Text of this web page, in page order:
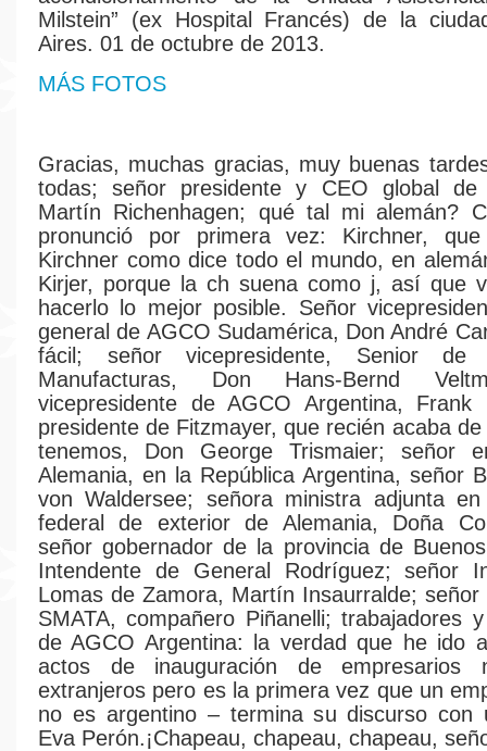
Milstein” (ex Hospital Francés) de la
Aires. 01 de octubre de 2013.
MÁS FOTOS
Gracias, muchas gracias, muy buenas
todas; señor presidente y CEO global de
Martín Richenhagen; qué tal mi alemán?
pronunció por primera vez: Kirchner,
Kirchner como dice todo el mundo, en
Kirjer, porque la ch suena como j, así que
hacerlo lo mejor posible. Señor
general de AGCO Sudamérica, Don André
fácil; señor vicepresidente, Senior de
Manufacturas, Don Hans-Bernd
vicepresidente de AGCO Argentina, Frank
presidente de Fitzmayer, que recién acaba
tenemos, Don George Trismaier; señor
Alemania, en la República Argentina, señor
von Waldersee; señora ministra adjunta
federal de exterior de Alemania, Doña
señor gobernador de la provincia de
Intendente de General Rodríguez; señor
Lomas de Zamora, Martín Insaurralde; señor
SMATA, compañero Piñanelli; trabajadores
de AGCO Argentina: la verdad que he ido
actos de inauguración de empresarios
extranjeros pero es la primera vez que un
no es argentino – termina su discurso con
Eva Perón.¡Chapeau, chapeau, chapeau,